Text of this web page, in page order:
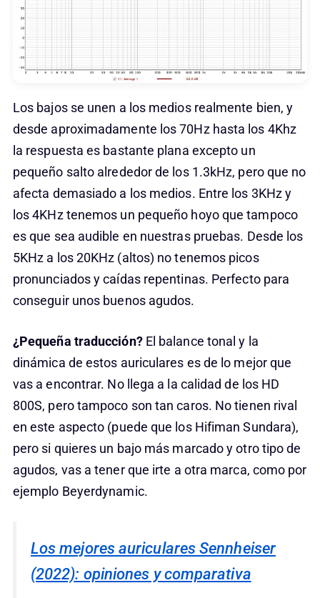
Los bajos se unen a los medios realmente bien, y
desde aproximadamente los 70Hz hasta los 4Khz
la respuesta es bastante plana excepto un
pequeño salto alrededor de los 1.3kHz, pero que no
afecta demasiado a los medios. Entre los 3KHz y
los 4KHz tenemos un pequeño hoyo que tampoco
es que sea audible en nuestras pruebas. Desde los
5KHz a los 20KHz (altos) no tenemos picos
pronunciados y caídas repentinas. Perfecto para
conseguir unos buenos agudos.
¿Pequeña traducción? El balance tonal y la
dinámica de estos auriculares es de lo mejor que
vas a encontrar. No llega a la calidad de los HD
800S, pero tampoco son tan caros. No tienen rival
en este aspecto (puede que los Hifiman Sundara),
pero si quieres un bajo más marcado y otro tipo de
agudos, vas a tener que irte a otra marca, como por
ejemplo Beyerdynamic.
Los mejores auriculares Sennheiser
(2022): opiniones y comparativa